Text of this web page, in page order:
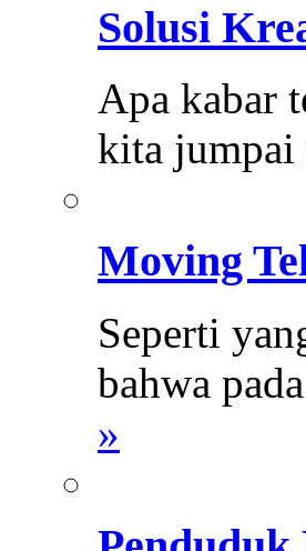
Solusi
Apa kabar
kita jumpai
Moving
Seperti
bahwa
»